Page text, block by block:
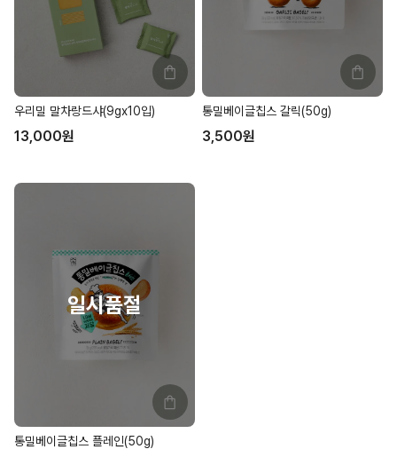
우리밀 말차랑드샤(9gx10입)
13,000원
통밀베이글칩스 갈릭(50g)
3,500원
통밀베이글칩스 플레인(50g)